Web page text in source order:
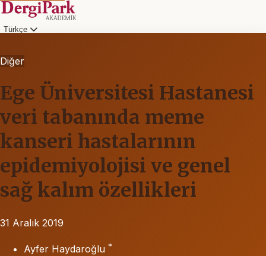
Türkçe
Diğer
Ege Üniversitesi Hastanesi
veri tabanında meme
kanseri hastalarının
epidemiyolojisi ve genel
sağ kalım özellikleri
31 Aralık 2019
Ayfer Haydaroğlu *